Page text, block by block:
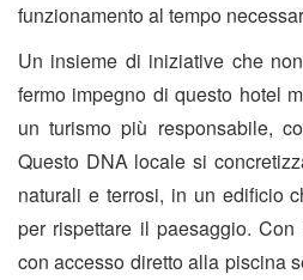
funzionamento al tempo
Un insieme di iniziative che
fermo impegno di questo hotel
un turismo più responsabile,
Questo DNA locale si
naturali e terrosi, in un edificio
per rispettare il paesaggio.
con accesso diretto alla piscina